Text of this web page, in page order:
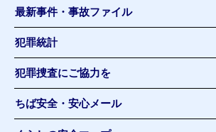
最新事件・事故ファイル
犯罪統計
犯罪捜査にご協力を
ちば安全・安心メール